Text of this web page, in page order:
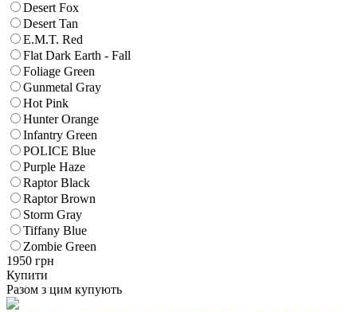
Desert Fox
Desert Tan
E.M.T. Red
Flat Dark Earth - Fall
Foliage Green
Gunmetal Gray
Hot Pink
Hunter Orange
Infantry Green
POLICE Blue
Purple Haze
Raptor Black
Raptor Brown
Storm Gray
Tiffany Blue
Zombie Green
1950 грн
Купити
Разом з цим купують